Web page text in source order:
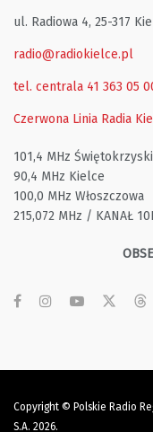
ul. Radiowa 4, 25-317
radio@radiokielce.pl
tel. centrala 41 363 05
Czerwona Linia Radia
101,4 MHz
90,4 MHz Kielce
100,0 MHz Włoszczowa
215,072 MHz / KANAŁ
Copyright © Polskie Radio
S.A. 2026.